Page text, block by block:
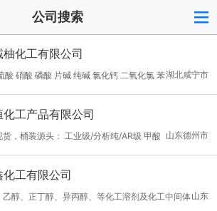
公司搜索
化工有限公司
湖北咸宁市
酸 硝酸 磷酸 片碱 纯碱 氯化钙 二氧化氯 苯
氢氟酸 化学试剂
工产品有限公司
山东德州市
货，桶装源头： 工业级/分析纯/AR级 甲酸
乙烯、氨水、甲醛、二甲胺水溶液、二氯甲烷、DM
氯硅烷、六氟丙烯、甲醇、甲酸
化工有限公司
山东
乙醇、正丁醇、异丙醇、等化工溶剂及化工中间体